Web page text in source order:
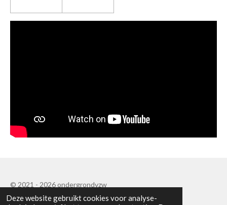
Deze website gebruikt cookies voor analyse-
© 2021 - 2026 ondergrondvzw
Powered byJouwWeb